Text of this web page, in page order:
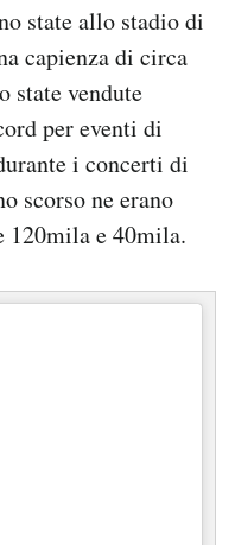
state allo stadio di
capienza di circa
state vendute
per eventi di
i concerti di
scorso ne erano
120mila e 40mila.